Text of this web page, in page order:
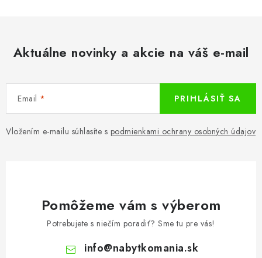
Aktuálne novinky a akcie na váš e-mail
Email
Vložením e-mailu súhlasíte s podmienkami ochrany osobných údajov
PRIHLÁSIŤ SA
Pomôžeme vám s výberom
Potrebujete s niečím poradiť? Sme tu pre vás!
info@nabytkomania.sk